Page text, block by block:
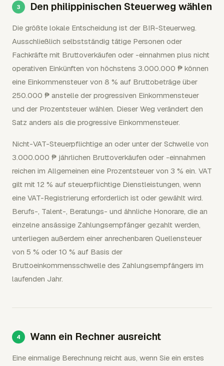
Den philippinischen Steuerweg wählen
Die größte lokale Entscheidung ist der BIR-Steuerweg.
Ausschließlich selbstständig tätige Personen oder
Fachkräfte mit Bruttoverkäufen oder -einnahmen plus nicht
operativen Einkünften von höchstens 3.000.000 ₱ können
eine Einkommensteuer von 8 % auf Bruttobeträge über
250.000 ₱ anstelle der progressiven Einkommensteuer
und der Prozentsteuer wählen. Dieser Weg verändert den
Satz anders als die progressive Einkommensteuer.
Nicht-VAT-Steuerpflichtige an oder unter der Schwelle von
3.000.000 ₱ jährlichen Bruttoverkäufen oder -einnahmen
reichen im Allgemeinen eine Prozentsteuer von 3 % ein. VAT
gilt mit 12 % auf steuerpflichtige Dienstleistungen, wenn
eine VAT-Registrierung erforderlich ist oder gewählt wird.
Berufs-, Talent-, Beratungs- und ähnliche Honorare, die an
einzelne ansässige Zahlungsempfänger gezahlt werden,
unterliegen außerdem einer anrechenbaren Quellensteuer
von 5 % oder 10 % auf Basis der
Bruttoeinkommensschwelle des Zahlungsempfängers im
laufenden Jahr.
Wann ein Rechner ausreicht
Eine einmalige Berechnung reicht aus, wenn Sie ein erstes